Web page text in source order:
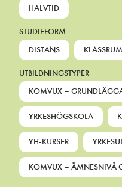
HALVTID
STUDIEFORM
DISTANS
KLASSRUM
UTBILDNINGSTYPER
KOMVUX –
YRKESHÖGSKOLA
YH-KURSER
KOMVUX – ÄMNESNIVÅ